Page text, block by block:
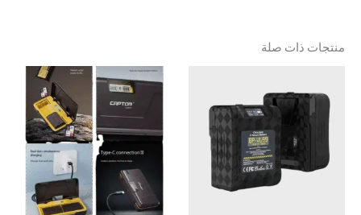
منتجات ذات صلة